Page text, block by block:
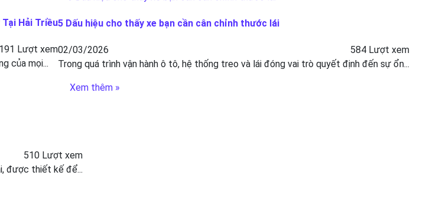
Hải Triều
Lượt xem
của mọi...
5 Dấu hiệu cho thấy xe bạn cần cân chỉnh thước lái
02/03/2026
584 Lượt xem
Trong quá trình vận hành ô tô, hệ thống treo và lái đóng vai trò quyết định đến sự ổn...
Xem thêm »
510 Lượt xem
được thiết kế để...